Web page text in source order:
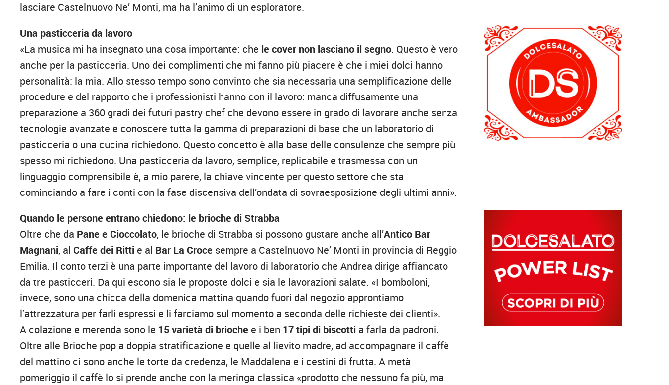
lasciare Castelnuovo Ne’ Monti, ma ha l’animo di un esploratore.
Una pasticceria da lavoro
«La musica mi ha insegnato una cosa importante: che le cover non lasciano il segno. Questo è vero
anche per la pasticceria. Uno dei complimenti che mi fanno più piacere è che i miei dolci hanno
personalità: la mia. Allo stesso tempo sono convinto che sia necessaria una semplificazione delle
procedure e del rapporto che i professionisti hanno con il lavoro: manca diffusamente una
preparazione a 360 gradi dei futuri pastry chef che devono essere in grado di lavorare anche senza
tecnologie avanzate e conoscere tutta la gamma di preparazioni di base che un laboratorio di
pasticceria o una cucina richiedono. Questo concetto è alla base delle consulenze che sempre più
spesso mi richiedono. Una pasticceria da lavoro, semplice, replicabile e trasmessa con un
linguaggio comprensibile è, a mio parere, la chiave vincente per questo settore che sta
cominciando a fare i conti con la fase discensiva dell’ondata di sovraesposizione degli ultimi anni».
Quando le persone entrano chiedono: le brioche di Strabba
Oltre che da Pane e Cioccolato, le brioche di Strabba si possono gustare anche all’Antico Bar
Magnani, al Caffe dei Ritti e al Bar La Croce sempre a Castelnuovo Ne’ Monti in provincia di Reggio
Emilia. Il conto terzi è una parte importante del lavoro di laboratorio che Andrea dirige affiancato
da tre pasticceri. Da qui escono sia le proposte dolci e sia le lavorazioni salate. «I bomboloni,
invece, sono una chicca della domenica mattina quando fuori dal negozio approntiamo
l’attrezzatura per farli espressi e li farciamo sul momento a seconda delle richieste dei clienti».
A colazione e merenda sono le 15 varietà di brioche e i ben 17 tipi di biscotti a farla da padroni.
Oltre alle Brioche pop a doppia stratificazione e quelle al lievito madre, ad accompagnare il caffè
del mattino ci sono anche le torte da credenza, le Maddalena e i cestini di frutta. A metà
pomeriggio il caffè lo si prende anche con la meringa classica «prodotto che nessuno fa più, ma